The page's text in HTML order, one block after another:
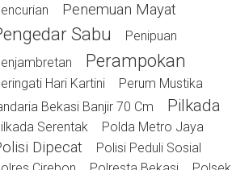
Penemuan Mayat
Sabu
Penipuan
Perampokan
Hari Kartini
Perum Mustika
Bekasi Banjir 70 Cm
Pilkada
Serentak Polda Metro Jaya
Dipecat
Polisi Peduli Sosial